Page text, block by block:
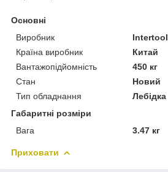
Основні
Виробник
Intertool
Країна виробник
Китай
Вантажопідйомність
450 кг
Стан
Новий
Тип обладнання
Лебідка
Габаритні розміри
Вага
3.47 кг
Приховати